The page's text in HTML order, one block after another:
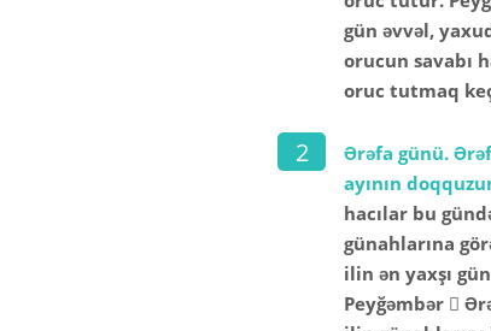
gün əvvəl,
orucun savabı
oruc tutmaq
Ərəfa günü.
ayının
hacılar bu
günahlarına
ilin ən yaxşı
Peyğəmbər 